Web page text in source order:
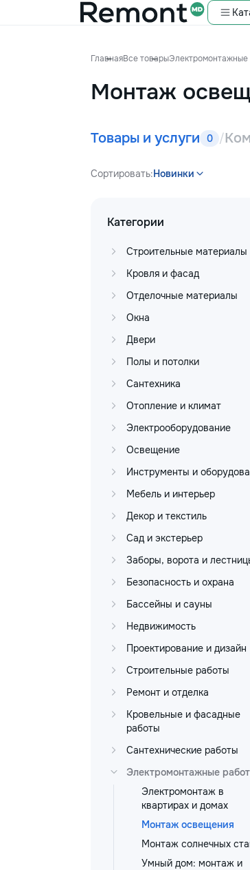
ГлавнаяВсе товарыЭлектромонтажные
Монтаж
Товары и услуги 0 /
Сортировать:Новинки
Категории
Строительные материалы
Кровля и фасад
Отделочные материалы
Окна
Двери
Полы и потолки
Сантехника
Отопление и климат
Электрооборудование
Освещение
Инструменты и
Мебель и интерьер
Декор и текстиль
Сад и экстерьер
Заборы, ворота и
Безопасность и охрана
Бассейны и сауны
Недвижимость
Проектирование и дизайн
Строительные работы
Ремонт и отделка
Кровельные и фасадные
работы
Сантехнические работы
Электромонтажные
Электромонтаж в
квартирах и домах
Монтаж освещения
Монтаж солнечных
Умный дом: монтаж и